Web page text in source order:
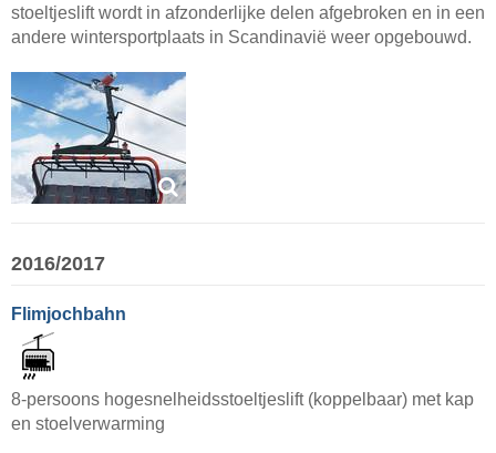
stoeltjeslift wordt in afzonderlijke delen afgebroken en in een
andere wintersportplaats in Scandinavië weer opgebouwd.
2016/2017
Flimjochbahn
8-persoons hogesnelheidsstoeltjeslift (koppelbaar) met kap
en stoelverwarming